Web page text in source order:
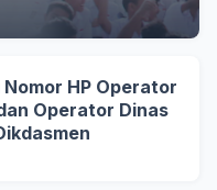
HP Operator
Operator Dinas